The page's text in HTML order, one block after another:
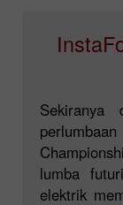
Sekiranya
lumba
elektrik